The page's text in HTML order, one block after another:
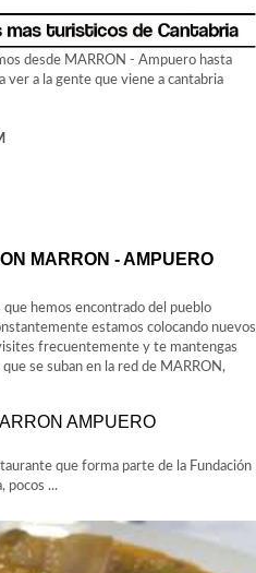
desde MARRON - Ampuero hasta
ver a la gente que viene a cantabria
MARRON - AMPUERO
hemos encontrado del pueblo
estamos colocando nuevos
frecuentemente y te mantengas
se suban en la red de MARRON,
AMPUERO
que forma parte de la Fundación
pocos ...